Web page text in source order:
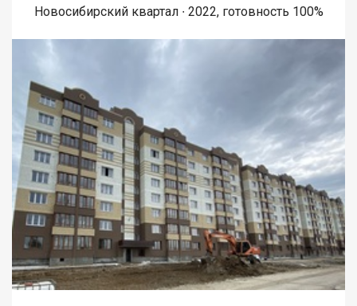
Новосибирский квартал ∙ 2022, готовность 100%